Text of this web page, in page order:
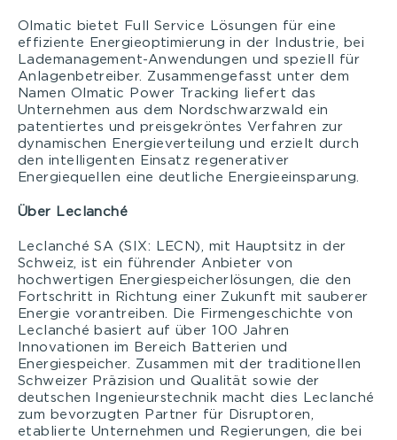
Olmatic bietet Full Service Lösungen für eine
effiziente Energieoptimierung in der Industrie, bei
Lademanagement-Anwendungen und speziell für
Anlagenbetreiber. Zusammengefasst unter dem
Namen Olmatic Power Tracking liefert das
Unternehmen aus dem Nordschwarzwald ein
patentiertes und preisgekröntes Verfahren zur
dynamischen Energieverteilung und erzielt durch
den intelligenten Einsatz regenerativer
Energiequellen eine deutliche Energieeinsparung.
Über Leclanché
Leclanché SA (SIX: LECN), mit Hauptsitz in der
Schweiz, ist ein führender Anbieter von
hochwertigen Energiespeicherlösungen, die den
Fortschritt in Richtung einer Zukunft mit sauberer
Energie vorantreiben. Die Firmengeschichte von
Leclanché basiert auf über 100 Jahren
Innovationen im Bereich Batterien und
Energiespeicher. Zusammen mit der traditionellen
Schweizer Präzision und Qualität sowie der
deutschen Ingenieurstechnik macht dies Leclanché
zum bevorzugten Partner für Disruptoren,
etablierte Unternehmen und Regierungen, die bei